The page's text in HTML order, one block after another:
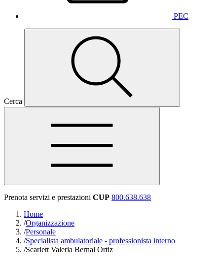
PEC
Cerca
Prenota servizi e prestazioni CUP 800.638.638
Home
/Organizzazione
/Personale
/Specialista ambulatoriale - professionista interno
/Scarlett Valeria Bernal Ortiz